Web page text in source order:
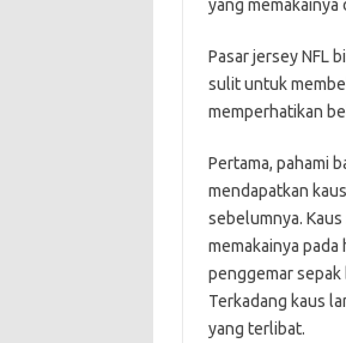
yang memakainya
Pasar jersey NFL
sulit untuk
memperhatikan
Pertama, pahami
mendapatkan
sebelumnya.
memakainya
penggemar sepak
Terkadang kaus
yang terlibat.